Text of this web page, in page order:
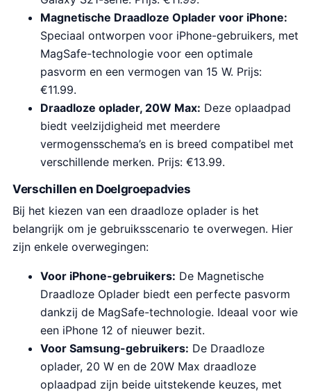
Magnetische Draadloze Oplader voor iPhone:
Speciaal ontworpen voor iPhone-gebruikers, met
MagSafe-technologie voor een optimale
pasvorm en een vermogen van 15 W. Prijs:
€11.99.
Draadloze oplader, 20W Max: Deze oplaadpad
biedt veelzijdigheid met meerdere
vermogensschema’s en is breed compatibel met
verschillende merken. Prijs: €13.99.
Verschillen en Doelgroepadvies
Bij het kiezen van een draadloze oplader is het
belangrijk om je gebruiksscenario te overwegen. Hier
zijn enkele overwegingen:
Voor iPhone-gebruikers: De Magnetische
Draadloze Oplader biedt een perfecte pasvorm
dankzij de MagSafe-technologie. Ideaal voor wie
een iPhone 12 of nieuwer bezit.
Voor Samsung-gebruikers: De Draadloze
oplader, 20 W en de 20W Max draadloze
oplaadpad zijn beide uitstekende keuzes, met